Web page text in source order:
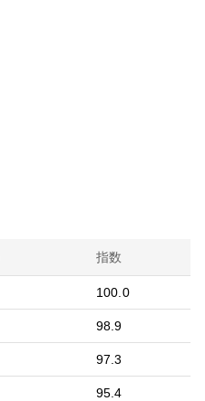
指数
100.0
98.9
97.3
95.4